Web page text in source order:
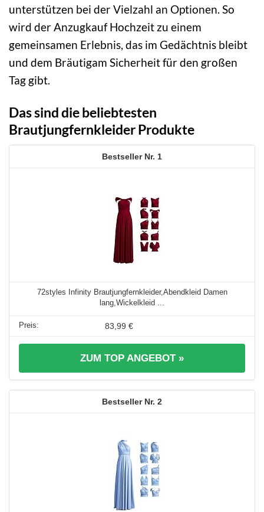
unterstützen bei der Vielzahl an Optionen. So
wird der Anzugkauf Hochzeit zu einem
gemeinsamen Erlebnis, das im Gedächtnis bleibt
und dem Bräutigam Sicherheit für den großen
Tag gibt.
Das sind die beliebtesten
Brautjungfernkleider Produkte
1
72styles Infinity Brautjungfernkleider,Abendkleid Damen
lang,Wickelkleid ...
83,99 €
ZUM TOP ANGEBOT »
2